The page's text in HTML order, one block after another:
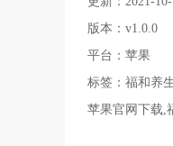
版本：v1.0.0
平台：苹果
标签：福和养
苹果官网下载,